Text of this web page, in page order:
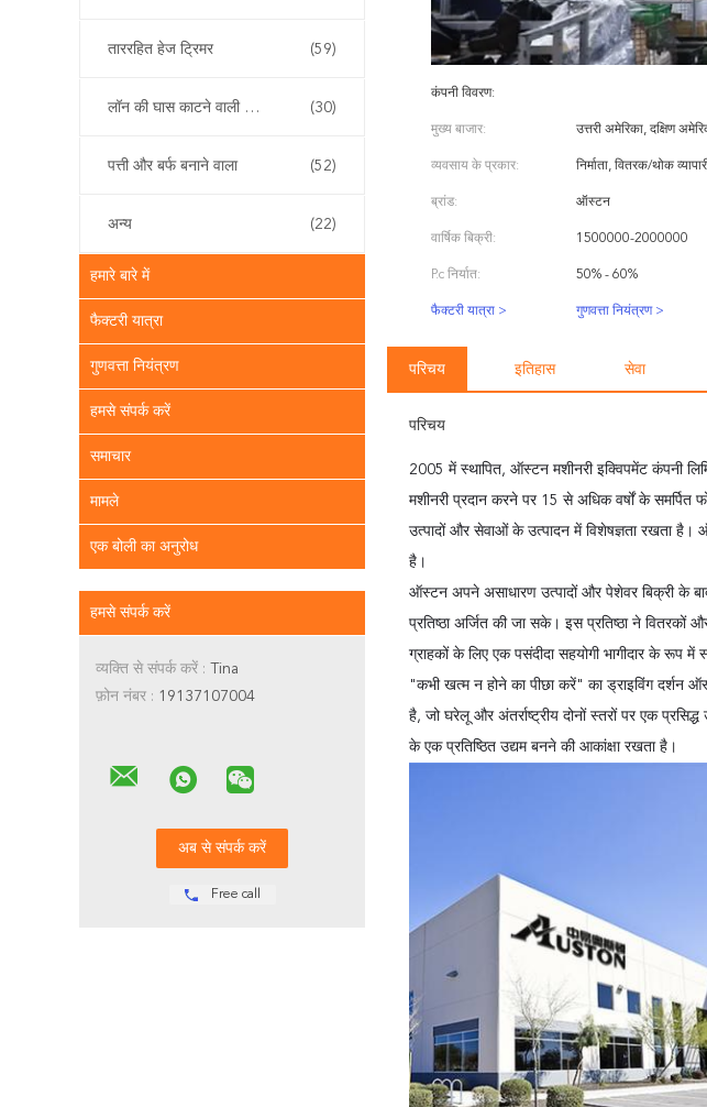
ताररहित हेज ट्रिमर (59)
लॉन की घास काटने वाली मशीन (30)
पत्ती और बर्फ बनाने वाला (52)
अन्य (22)
हमारे बारे में
फैक्टरी यात्रा
गुणवत्ता नियंत्रण
हमसे संपर्क करें
समाचार
मामले
एक बोली का अनुरोध
हमसे संपर्क करें
व्यक्ति से संपर्क करें : Tina
फ़ोन नंबर : 19137107004
Free call
कंपनी विवरण:
मुख्य बाजार: उत्तरी अमेरिका, दक्षिण
व्यवसाय के प्रकार: निर्माता, वितरक/थोक
ब्रांड: ऑस्टन
वार्षिक बिक्री: 1500000-2000000
P.c निर्यात: 50% - 60%
फैक्टरी यात्रा > गुणवत्ता नियंत्रण >
परिचय इतिहास सेवा
परिचय
2005 में स्थापित, ऑस्टन मशीनरी इक्विपमेंट कंपनी
मशीनरी प्रदान करने पर 15 से अधिक वर्षों के
उत्पादों और सेवाओं के उत्पादन में विशेषज्ञता रखता है।
है।
ऑस्टन अपने असाधारण उत्पादों और पेशेवर बिक्री के
प्रतिष्ठा अर्जित की जा सके। इस प्रतिष्ठा ने वितरकों
ग्राहकों के लिए एक पसंदीदा सहयोगी भागीदार के रूप
"कभी खत्म न होने का पीछा करें" का ड्राइविंग दर्शन
है, जो घरेलू और अंतर्राष्ट्रीय दोनों स्तरों पर एक
के एक प्रतिष्ठित उद्यम बनने की आकांक्षा रखता है।